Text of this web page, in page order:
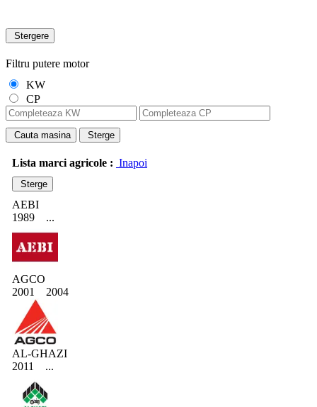
Stergere
Filtru putere motor
KW
CP
Cauta masina Sterge
Lista marci agricole : Inapoi
Sterge
AEBI
1989
...
AGCO
2001
2004
AL-GHAZI
2011
...